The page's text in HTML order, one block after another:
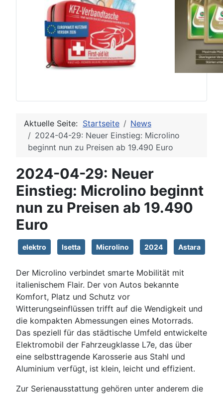
Aktuelle Seite: Startseite
News
2024-04-29: Neuer Einstieg: Microlino
beginnt nun zu Preisen ab 19.490 Euro
2024-04-29: Neuer
Einstieg: Microlino beginnt
nun zu Preisen ab 19.490
Euro
elektro Isetta Microlino 2024 Astara
Der Microlino verbindet smarte Mobilität mit
italienischem Flair. Der von Autos bekannte
Komfort, Platz und Schutz vor
Witterungseinflüssen trifft auf die Wendigkeit und
die kompakten Abmessungen eines Motorrads.
Das speziell für das städtische Umfeld entwickelte
Elektromobil der Fahrzeugklasse L7e, das über
eine selbsttragende Karosserie aus Stahl und
Aluminium verfügt, ist klein, leicht und effizient.
Zur Serienausstattung gehören unter anderem die